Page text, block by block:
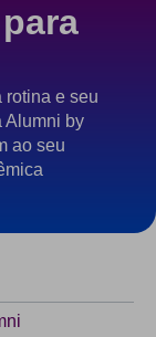
rotina e seu
Alumni by
ao seu